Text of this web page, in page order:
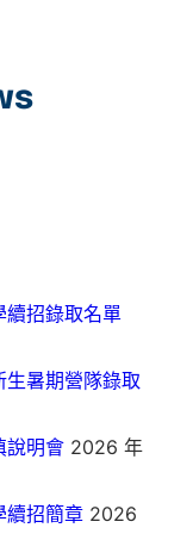
續招錄取名單
生暑期營隊錄取
說明會 2026 年
續招簡章 2026